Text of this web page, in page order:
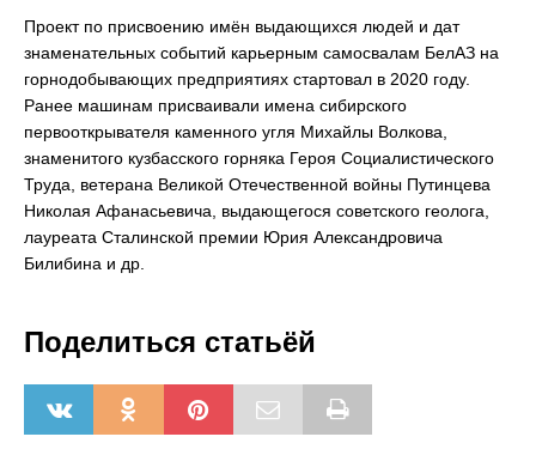
Проект по присвоению имён выдающихся людей и дат
знаменательных событий карьерным самосвалам БелАЗ на
горнодобывающих предприятиях стартовал в 2020 году.
Ранее машинам присваивали имена сибирского
первооткрывателя каменного угля Михайлы Волкова,
знаменитого кузбасского горняка Героя Социалистического
Труда, ветерана Великой Отечественной войны Путинцева
Николая Афанасьевича, выдающегося советского геолога,
лауреата Сталинской премии Юрия Александровича
Билибина и др.
Поделиться статьёй